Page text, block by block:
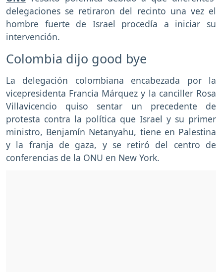
delegaciones se retiraron del recinto una vez el
hombre fuerte de Israel procedía a iniciar su
intervención.
Colombia dijo good bye
La delegación colombiana encabezada por la
vicepresidenta Francia Márquez y la canciller Rosa
Villavicencio quiso sentar un precedente de
protesta contra la política que Israel y su primer
ministro, Benjamín Netanyahu, tiene en Palestina
y la franja de gaza, y se retiró del centro de
conferencias de la ONU en New York.